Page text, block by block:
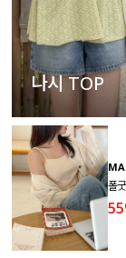
나시 TOP
폴